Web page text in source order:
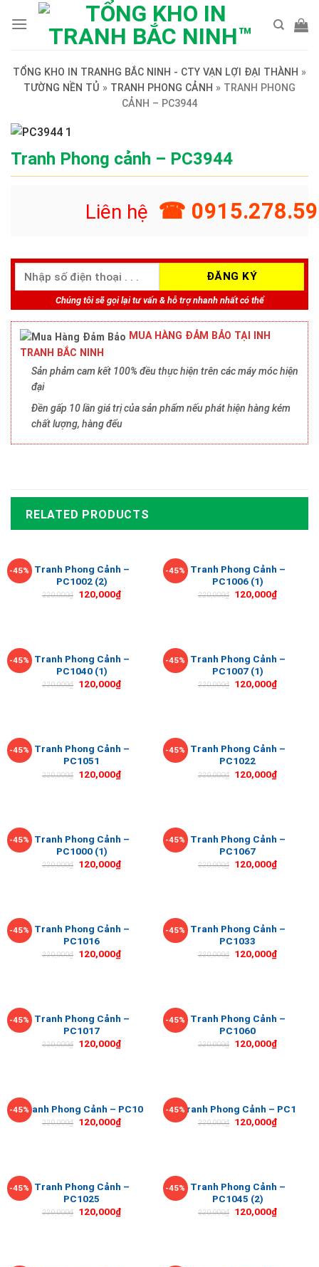
TỔNG KHO IN TRANHG BẮC NINH - CTY VẠN LỢI ĐẠI THÀNH »
TƯỜNG NỀN TỦ » TRANH PHONG CẢNH » TRANH PHONG
CẢNH – PC3944
Tranh Phong cảnh – PC3944
Liên hệ ☎
Chúng tôi sẽ gọi lại tư vấn & hỗ trợ nhanh nhất có thể
MUA HÀNG ĐẢM BẢO TẠI INH
TRANH BẮC NINH
Sản phảm cam kết 100% đều thực hiện trên các máy móc hiện
đại
Đền gấp 10 lần giá trị của sản phẩm nếu phát hiện hàng kém
chất lượng, hàng đểu
RELATED PRODUCTS
-45%
Tranh Phong Cảnh –
PC1002 (2)
220,000₫ 120,000₫
-45%
Tranh Phong Cảnh –
PC1006 (1)
220,000₫ 120,000₫
-45%
Tranh Phong Cảnh –
PC1040 (1)
220,000₫ 120,000₫
-45%
Tranh Phong Cảnh –
PC1007 (1)
220,000₫ 120,000₫
-45%
Tranh Phong Cảnh –
PC1051
220,000₫ 120,000₫
-45%
Tranh Phong Cảnh –
PC1022
220,000₫ 120,000₫
-45%
Tranh Phong Cảnh –
PC1000 (1)
220,000₫ 120,000₫
-45%
Tranh Phong Cảnh –
PC1067
220,000₫ 120,000₫
-45%
Tranh Phong Cảnh –
PC1016
220,000₫ 120,000₫
-45%
Tranh Phong Cảnh –
PC1033
220,000₫ 120,000₫
-45%
Tranh Phong Cảnh –
PC1017
220,000₫ 120,000₫
-45%
Tranh Phong Cảnh –
PC1060
220,000₫ 120,000₫
-45%Tranh Phong Cảnh – PC10
220,000₫ 120,000₫
-45%Tranh Phong Cảnh – PC1
220,000₫ 120,000₫
-45%
Tranh Phong Cảnh –
PC1025
220,000₫ 120,000₫
-45%
Tranh Phong Cảnh –
PC1045 (2)
220,000₫ 120,000₫